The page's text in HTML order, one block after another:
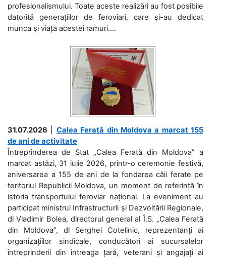
profesionalismului. Toate aceste realizări au fost posibile
datorită generațiilor de feroviari, care și-au dedicat
munca și viața acestei ramuri....
31.07.2026
Calea Ferată din Moldova a marcat 155
de ani de activitate
Întreprinderea de Stat „Calea Ferată din Moldova” a
marcat astăzi, 31 iulie 2026, printr-o ceremonie festivă,
aniversarea a 155 de ani de la fondarea căii ferate pe
teritoriul Republicii Moldova, un moment de referință în
istoria transportului feroviar național. La eveniment au
participat ministrul Infrastructurii și Dezvoltării Regionale,
dl Vladimir Bolea, directorul general al Î.S. „Calea Ferată
din Moldova”, dl Serghei Cotelinic, reprezentanți ai
organizațiilor sindicale, conducători ai sucursalelor
întreprinderii din întreaga țară, veterani și angajați ai